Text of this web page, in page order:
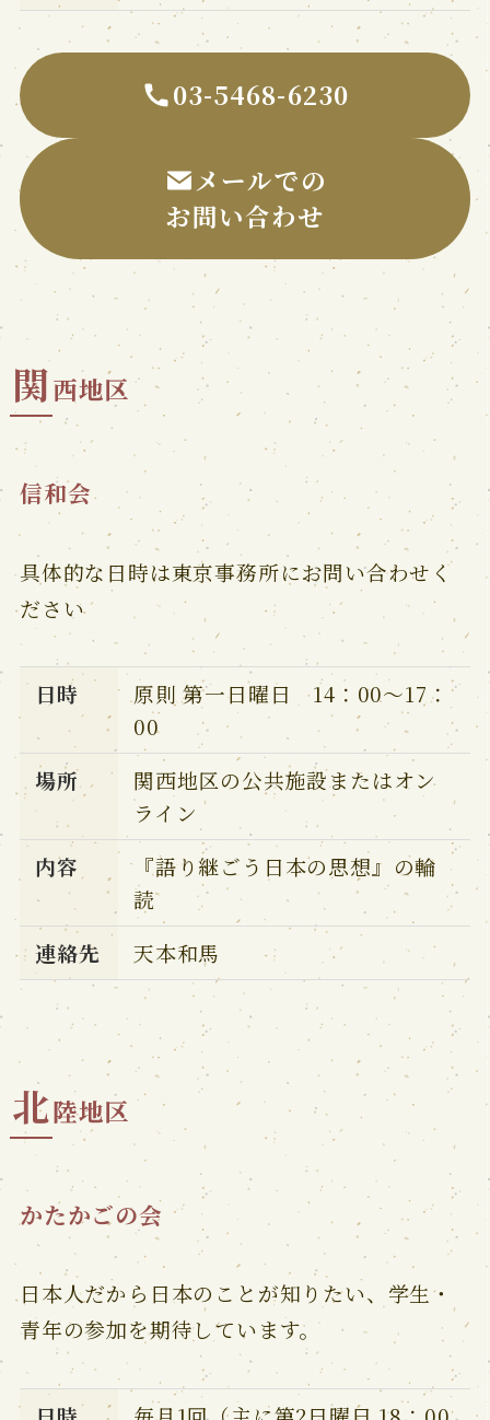
03-5468-6230
メールでの
お問い合わせ
関西地区
信和会
具体的な日時は東京事務所にお問い合わせく
ださい
日時
原則 第一日曜日 14：00～17：
00
場所
関西地区の公共施設またはオン
ライン
内容
『語り継ごう日本の思想』の輪
読
連絡先
天本和馬
北陸地区
かたかごの会
日本人だから日本のことが知りたい、学生・
青年の参加を期待しています。